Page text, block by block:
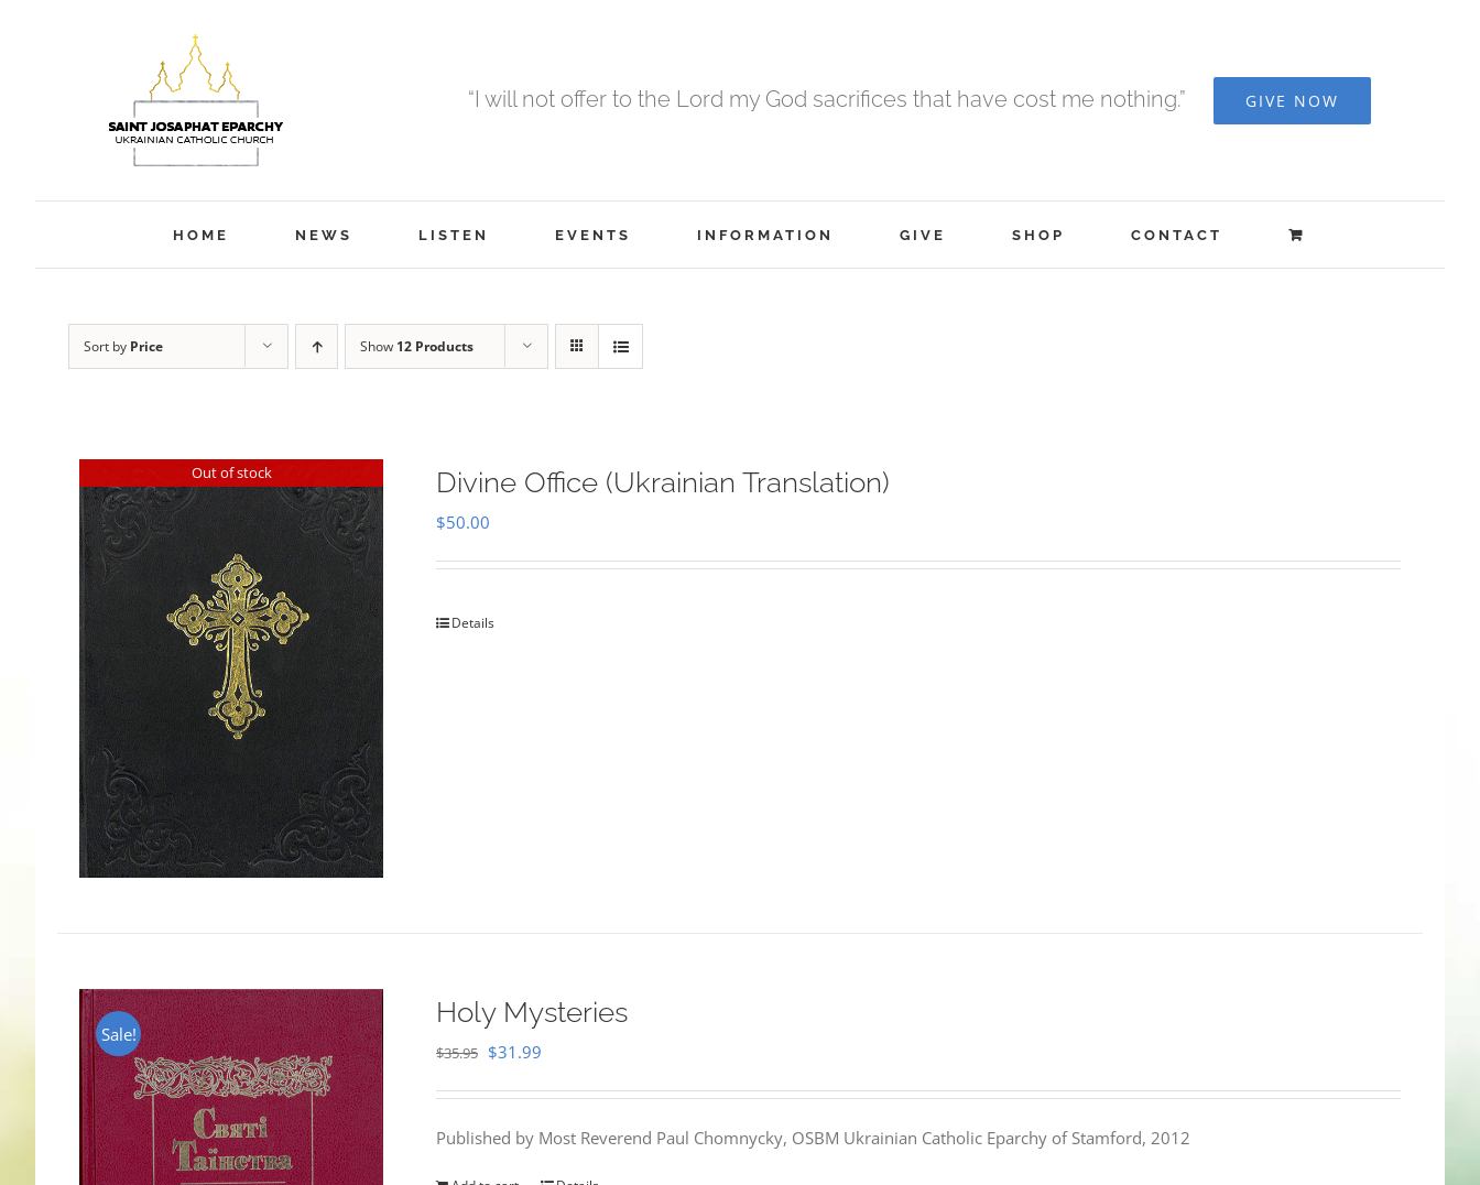
“I will not offer to the Lord my God sacrifices that have cost me nothing.” GIVE NOW
HOME NEWS LISTEN EVENTS INFORMATION GIVE SHOP CONTACT
Sort by Price Show 12 Products
Out of stock Divine Office (Ukrainian Translation)
$50.00
Details
Sale!
Holy Mysteries
$35.95 Original
$35.95.
$31.99
$31.99.
Published by Most Reverend Paul Chomnycky, OSBM Ukrainian Catholic Eparchy of Stamford, 2012